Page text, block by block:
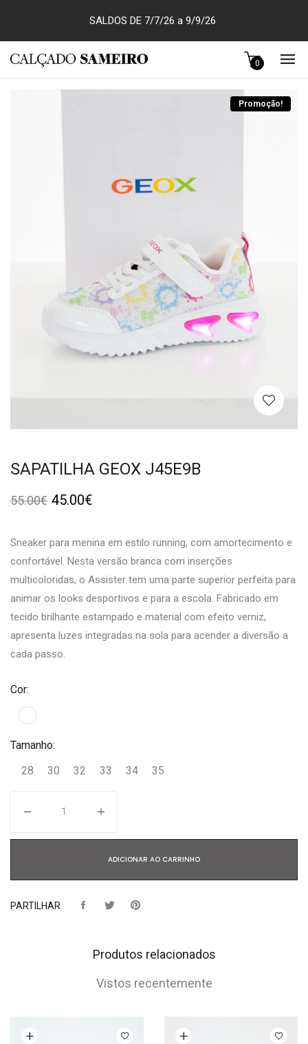
SALDOS DE 7/7/26 a 9/9/26
0
Promoção!
SAPATILHA GEOX J45E9B
55.00€ 45.00€
Sneaker para menina em estilo running, com amortecimento e
confortável. Nesta versão branca com inserções
multicoloridas, o Assister tem uma parte superior perfeita para
animar os looks desportivos e para a escola. Fabricado em
tecido brilhante estampado e material com efeito verniz,
apresenta luzes integradas na sola para acender a diversão a
cada passo.
Cor:
Tamanho:
28
30 32 33 34 35
ADICIONAR AO CARRINHO
PARTILHAR
Produtos relacionados
Vistos recentemente
opções Ver opções